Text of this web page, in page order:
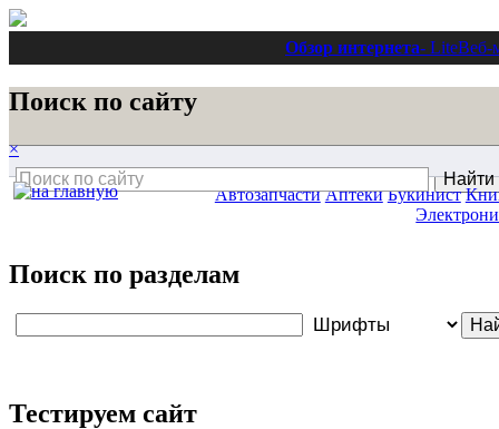
Обзор интернета- LiteВеб-
Поиск по сайту
×
Поиск по разделам
Тестируем сайт
Автозапчасти Аптеки Букинист